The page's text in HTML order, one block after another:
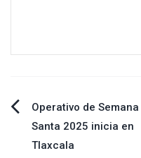
Navegación
de
Operativo de Semana
Santa 2025 inicia en
Tlaxcala